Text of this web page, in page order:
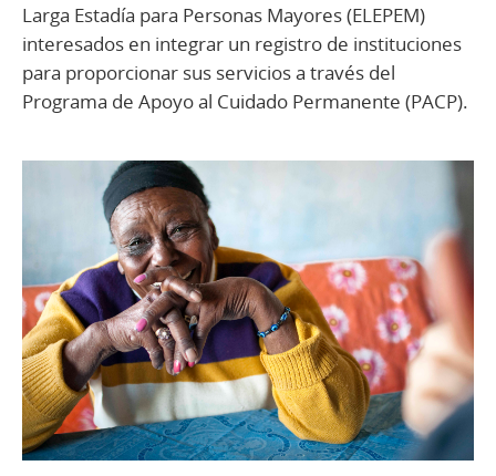
Larga Estadía para Personas Mayores (ELEPEM)
interesados en integrar un registro de instituciones
para proporcionar sus servicios a través del
Programa de Apoyo al Cuidado Permanente (PACP).